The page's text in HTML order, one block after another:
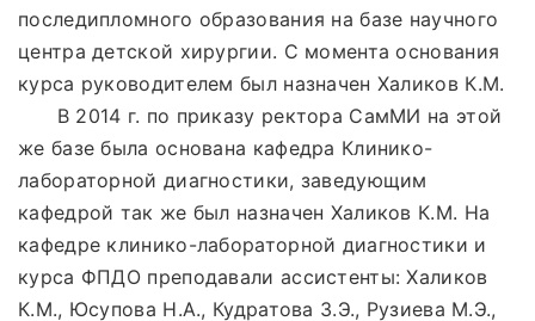
последипломного образования на базе научного
центра детской хирургии. С момента основания
курса руководителем был назначен Халиков К.М.
В 2014 г. по приказу ректора СамМИ на этой
же базе была основана кафедра Клинико-
лабораторной диагностики, заведующим
кафедрой так же был назначен Халиков К.М. На
кафедре клинико-лабораторной диагностики и
курса ФПДО преподавали ассистенты: Халиков
К.М., Юсупова Н.А., Кудратова З.Э., Рузиева М.Э.,